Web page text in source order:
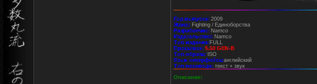
Год выпуска: 2009
Жанр: Fighting / Единоборства
Разработчик: Namco
Издательство: Namco
Тип издания:FULL
Прошивка: 5.50 GEN-B
Тип образа: ISO
Язык интерфейса:английский
Тип перевода: текст + звук
Описание: